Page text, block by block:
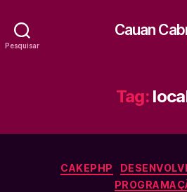
Pesquisar
Cauan
Tag:
CAKEPHP